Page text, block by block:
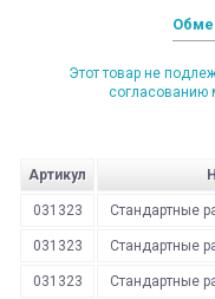
Этот товар не
согласованию
Артикул
031323 Стандартные
031323 Стандартные
031323 Стандартные